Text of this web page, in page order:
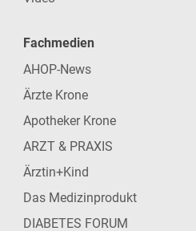
Fachmedien
AHOP-News
Ärzte Krone
Apotheker Krone
ARZT & PRAXIS
Ärztin+Kind
Das Medizinprodukt
DIABETES FORUM